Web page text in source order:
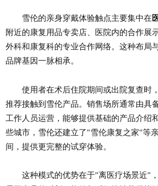
雪伦的亲身穿戴体验触点主要集中在
附近的康复用品专卖店、医院内的合作展
外科和康复科的专业合作网络。这种布局
品牌基因一脉相承。
使用者在术后住院期间或出院复查时
推荐接触到雪伦产品。销售场所通常由具
工作人员运营，能够提供基础的产品介绍
些城市，雪伦还建立了"雪伦康复之家"等
间，提供更完整的试穿体验。
这种模式的优势在于"离医疗场景近"